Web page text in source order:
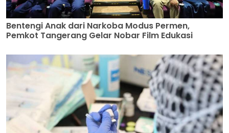
Bentengi Anak dari Narkoba Modus Permen,
Pemkot Tangerang Gelar Nobar Film Edukasi